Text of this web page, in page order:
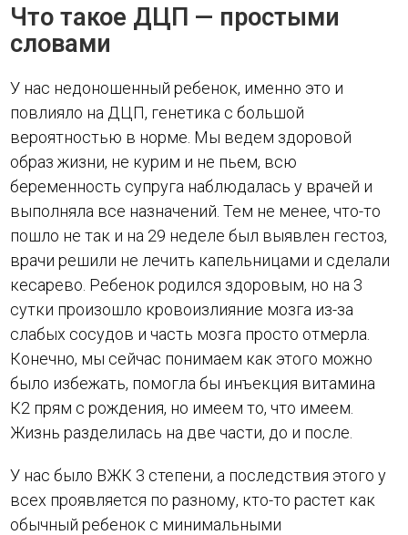
Что такое ДЦП — простыми
словами
У нас недоношенный ребенок, именно это и
повлияло на ДЦП, генетика с большой
вероятностью в норме. Мы ведем здоровой
образ жизни, не курим и не пьем, всю
беременность супруга наблюдалась у врачей и
выполняла все назначений. Тем не менее, что-то
пошло не так и на 29 неделе был выявлен гестоз,
врачи решили не лечить капельницами и сделали
кесарево. Ребенок родился здоровым, но на 3
сутки произошло кровоизлияние мозга из-за
слабых сосудов и часть мозга просто отмерла.
Конечно, мы сейчас понимаем как этого можно
было избежать, помогла бы инъекция витамина
К2 прям с рождения, но имеем то, что имеем.
Жизнь разделилась на две части, до и после.
У нас было ВЖК 3 степени, а последствия этого у
всех проявляется по разному, кто-то растет как
обычный ребенок с минимальными